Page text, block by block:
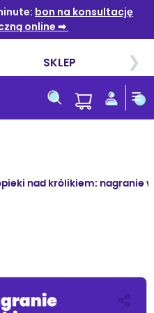
nad królikiem: nagranie